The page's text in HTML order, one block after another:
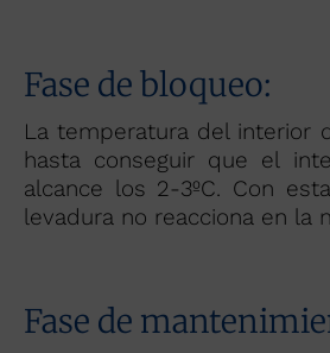
Fase de bloqueo:
La temperatura del interior
hasta conseguir que el
alcance los 2-3ºC. Con
levadura no reacciona en la
Fase de